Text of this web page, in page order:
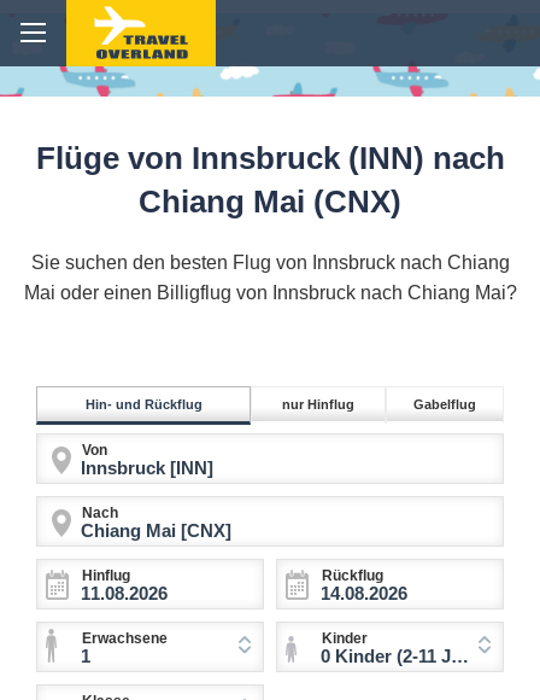
Flüge von Innsbruck (INN) nach
Chiang Mai (CNX)
Sie suchen den besten Flug von Innsbruck nach Chiang
Mai oder einen Billigflug von Innsbruck nach Chiang Mai?
Hin- und Rückflug nur Hinflug Gabelflug
Von
Nach
Hinflug Rückflug
Erwachsene
1
Kinder
0 Kinder (2-11 Jahre)